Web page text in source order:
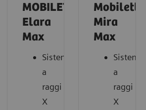
MOBILETT
Elara
Max
Sistema
a
raggi
X
Mobilett
Mira
Max
Sistema
a
raggi
X